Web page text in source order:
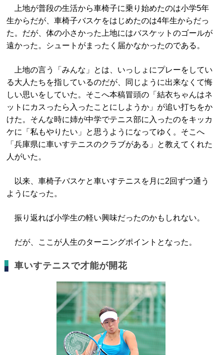
上地が普段の生活から車椅子に乗り始めたのは小学5年
生からだが、車椅子バスケをはじめたのは4年生からだっ
た。だが、体の小さかった上地にはバスケットのゴールが
遠かった。シュートがまったく届かなかったのである。
上地の言う「みんな」とは、いっしょにプレーをしてい
る大人たちを指しているのだが、同じように出来なくて悔
しい思いをしていた。そこへ本稿冒頭の「結衣ちゃんはネ
ットにカスったら入ったことにしようか」が追い打ちをか
けた。そんな時に姉が中学でテニス部に入ったのをキッカ
ケに「私もやりたい」と思うようになってゆく。そこへ
「兵庫県に車いすテニスのクラブがある」と教えてくれた
人がいた。
以来、車椅子バスケと車いすテニスを月に2回ずつ通う
ようになった。
振り返れば小学生の軽い興味だったのかもしれない。
だが、ここが人生のターニングポイントとなった。
車いすテニスで才能が開花